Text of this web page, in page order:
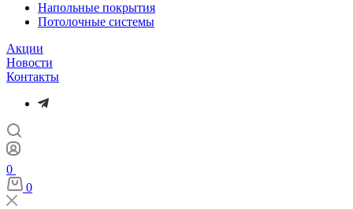
Напольные покрытия
Потолочные системы
Акции
Новости
Контакты
0
0